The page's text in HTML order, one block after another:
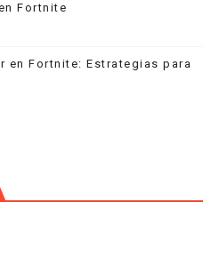
Fortnite
en Fortnite: Estrategias para